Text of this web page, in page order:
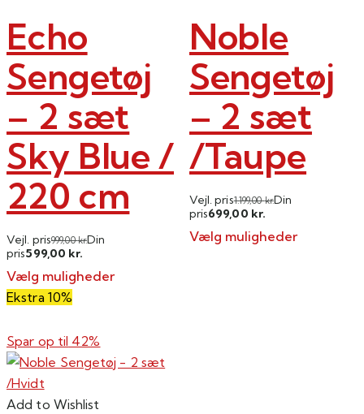
på
varesiden
Echo
Sengetøj
– 2 sæt
Sky Blue /
220 cm
Vejl. pris999,00kr.Din
pris599,00 kr.
Vælg muligheder
Dette
har
flere
varianter.
Mulighederne
Ekstra 10%
Noble
Sengetøj
– 2 sæt
/Taupe
Vejl. pris1.199,00kr.Din
pris699,00 kr.
Vælg muligheder
Spar op til 42%
Add to Wishlist